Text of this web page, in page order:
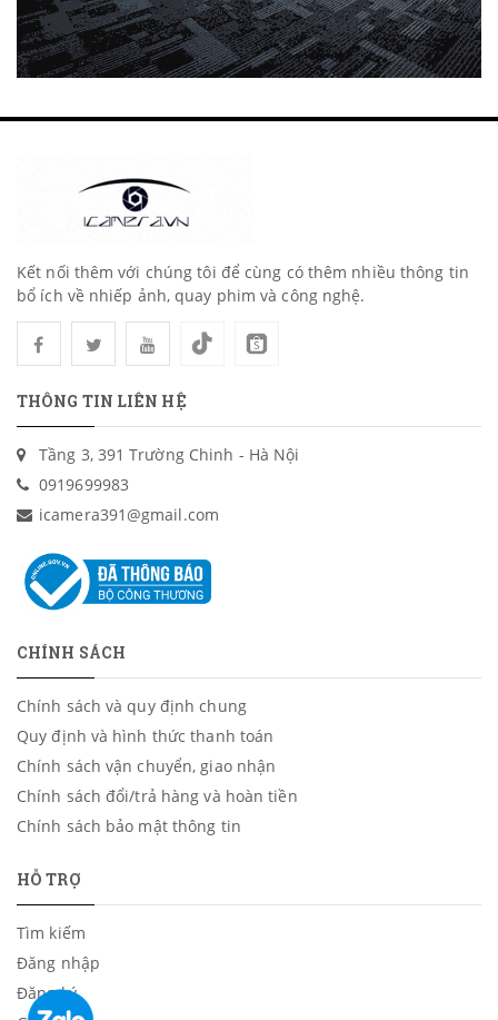
Kết nối thêm với chúng tôi để cùng có thêm nhiều thông tin
bổ ích về nhiếp ảnh, quay phim và công nghệ.
THÔNG TIN LIÊN HỆ
Tầng 3, 391 Trường Chinh - Hà Nội
0919699983
icamera391@gmail.com
CHÍNH SÁCH
Chính sách và quy định chung
Quy định và hình thức thanh toán
Chính sách vận chuyển, giao nhận
Chính sách đổi/trả hàng và hoàn tiền
Chính sách bảo mật thông tin
HỖ TRỢ
Tìm kiếm
Đăng nhập
Đăng ký